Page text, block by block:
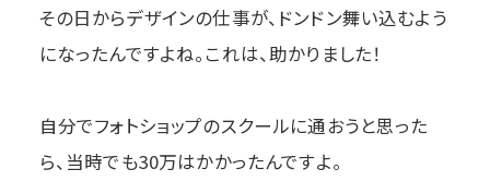
その日からデザインの仕事が、ドンドン舞い込むよう
になったんですよね。これは、助かりました！
自分でフォトショップのスクールに通おうと思った
ら、当時でも30万はかかったんですよ。